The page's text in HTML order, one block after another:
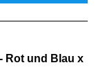
Rot und Blau x